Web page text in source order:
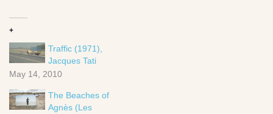
+
Traffic (1971),
Jacques Tati
May 14, 2010
The Beaches of
Agnès (Les